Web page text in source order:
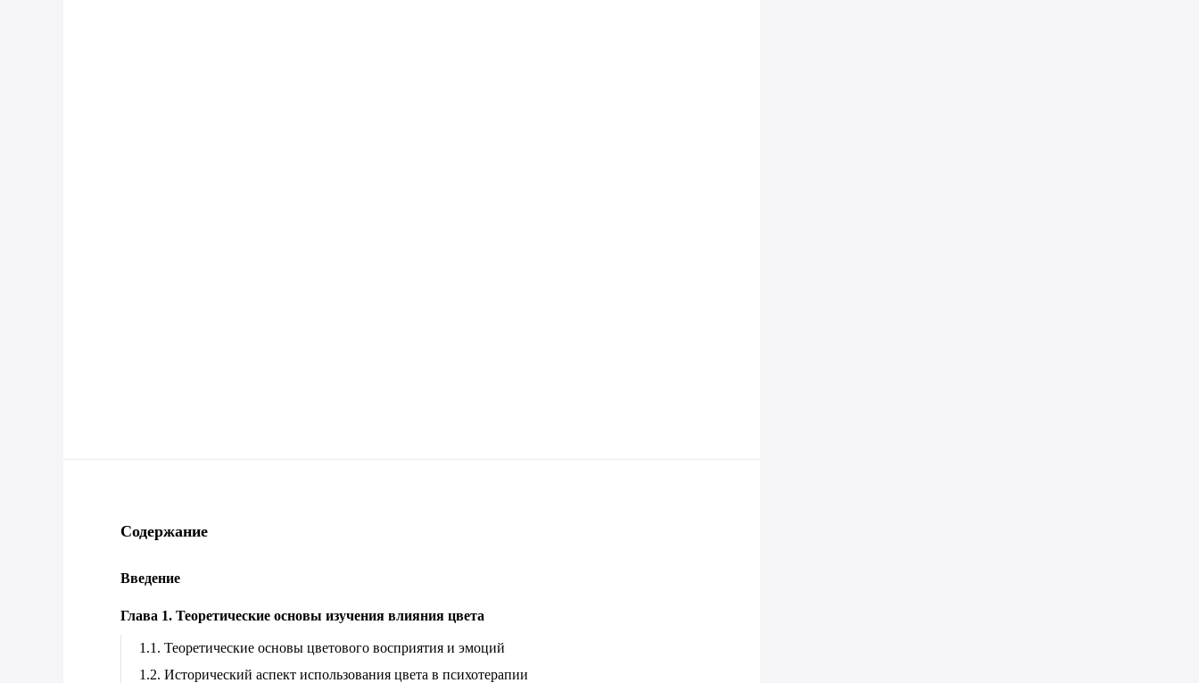
Содержание
Введение
Глава 1. Теоретические основы изучения влияния цвета
1.1. Теоретические основы цветового восприятия и эмоций
1.2. Исторический аспект использования цвета в психотерапии